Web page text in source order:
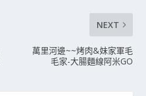
NEXT
萬里河邊~~烤肉&妹家軍毛
毛家-大腸麵線阿米GO